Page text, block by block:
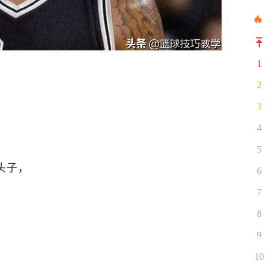
，
1
2
3
4
5
6
7
8
9
10